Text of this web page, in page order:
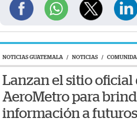
NOTICIAS GUATEMALA / NOTICIAS /
Lanzan el sitio oficial
AeroMetro para
información a